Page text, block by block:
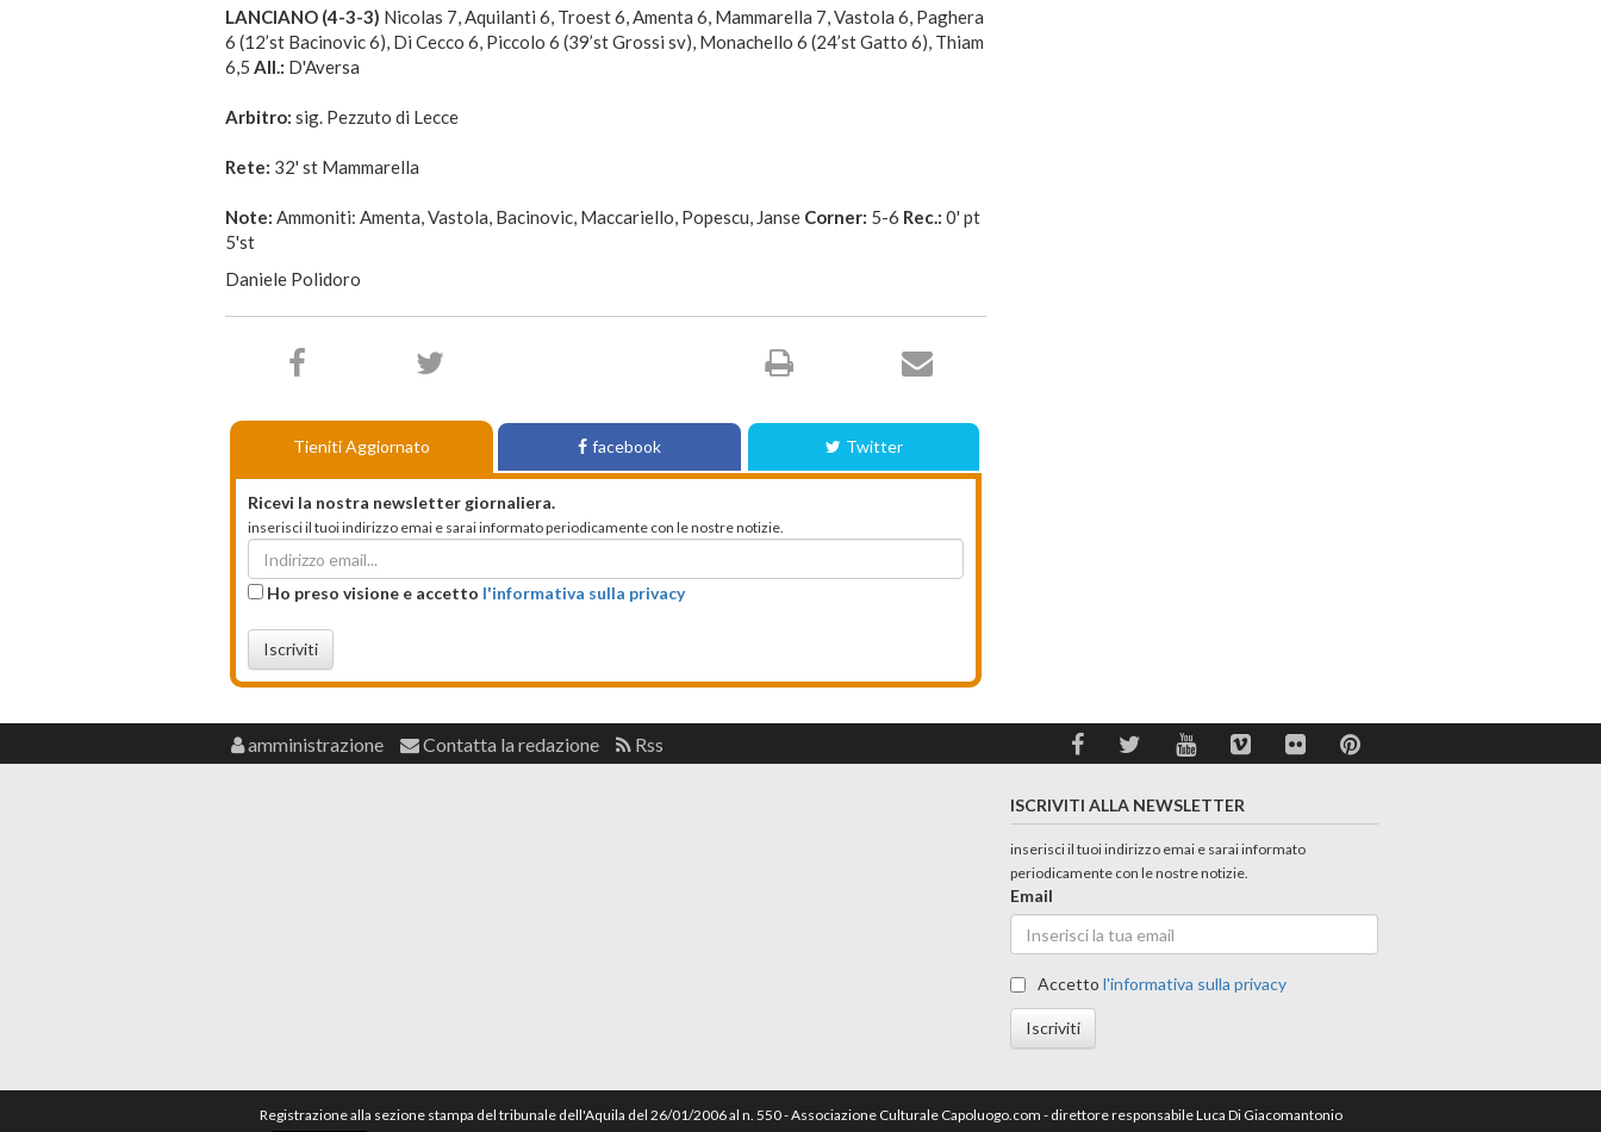
LANCIANO (4-3-3) Nicolas 7, Aquilanti 6, Troest 6, Amenta 6, Mammarella 7, Vastola 6, Paghera
6 (12’st Bacinovic 6), Di Cecco 6, Piccolo 6 (39’st Grossi sv), Monachello 6 (24’st Gatto 6), Thiam
6,5 All.: D'Aversa
Arbitro: sig. Pezzuto di Lecce
Rete: 32' st Mammarella
Note: Ammoniti: Amenta, Vastola, Bacinovic, Maccariello, Popescu, Janse Corner: 5-6 Rec.: 0' pt
5'st
Daniele Polidoro
Tieniti Aggiornato facebook Twitter
Ricevi la nostra newsletter giornaliera.
inserisci il tuoi indirizzo emai e sarai informato periodicamente con le nostre notizie.
Ho preso visione e accetto l'informativa sulla privacy
Iscriviti
amministrazione Contatta la redazione Rss
ISCRIVITI ALLA NEWSLETTER
inserisci il tuoi indirizzo emai e sarai informato
periodicamente con le nostre notizie.
Email
Accettol'informativa sulla privacy
Iscriviti
Registrazione alla sezione stampa del tribunale dell'Aquila del 26/01/2006 al n. 550 - Associazione Culturale Capoluogo.com - direttore responsabile Luca Di Giacomantonio